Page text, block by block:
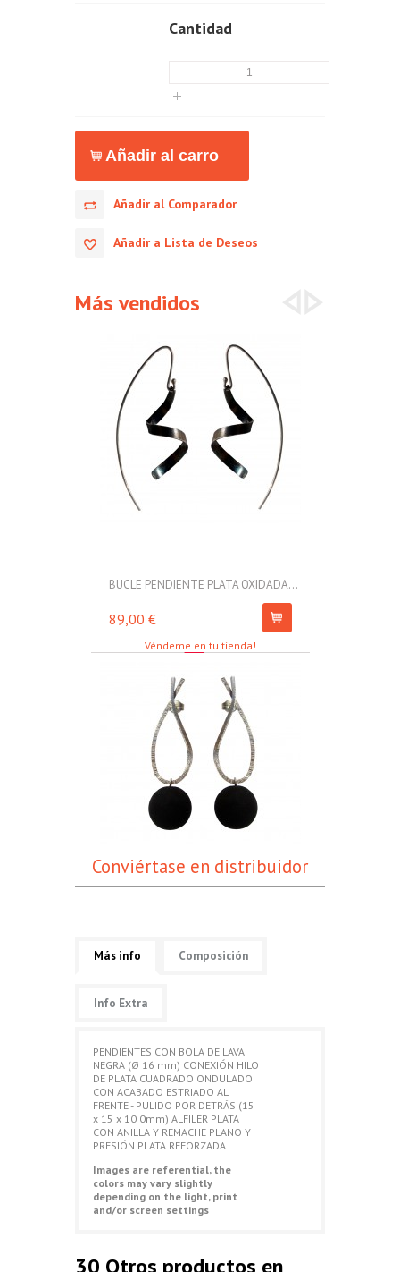
Cantidad
Añadir al Comparador
Añadir a Lista de Deseos
Más vendidos
BUCLE PENDIENTE PLATA OXIDADA...
89,00 €
Véndeme en tu tienda!
Conviértase en distribuidor
Más info Composición
Info Extra
PENDIENTES CON BOLA DE LAVA
NEGRA (Ø 16 mm) CONEXIÓN HILO
DE PLATA CUADRADO ONDULADO
CON ACABADO ESTRIADO AL
FRENTE - PULIDO POR DETRÁS (15
x 15 x 10 0mm) ALFILER PLATA
CON ANILLA Y REMACHE PLANO Y
PRESIÓN PLATA REFORZADA.
Images are referential, the
colors may vary slightly
depending on the light, print
and/or screen settings